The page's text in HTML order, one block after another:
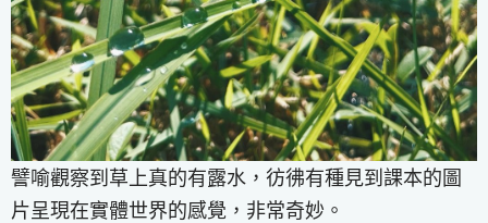
譬喻觀察到草上真的有露水，彷彿有種見到課本的圖
片呈現在實體世界的感覺，非常奇妙。